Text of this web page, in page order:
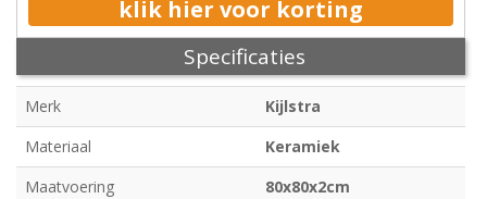
klik hier voor korting
Specificaties
Merk
Kijlstra
Materiaal
Keramiek
Maatvoering
80x80x2cm